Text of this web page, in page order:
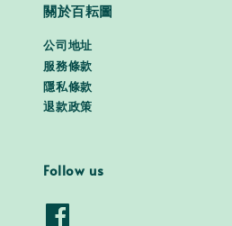
關於百耘圖
公司地址
服務條款
隱私條款
退款政策
Follow us